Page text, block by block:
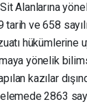
Alanlarına
ve 658
hükümlerine
yönelik
kazılar
2863